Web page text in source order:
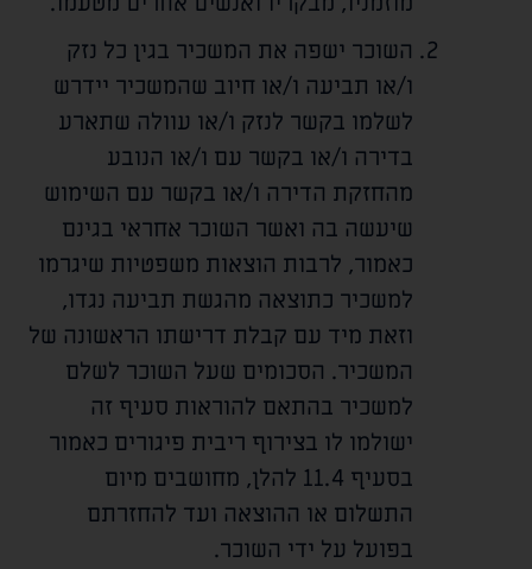
השוכר ישפה את המשכיר בגין כל נזק
ו/או תביעה ו/או חיוב שהמשכיר יידרש
לשלמו בקשר לנזק ו/או עוולה שתארע
בדירה ו/או בקשר עם ו/או הנובע
מהחזקת הדירה ו/או בקשר עם השימוש
שיעשה בה ואשר השוכר אחראי בגינם
כאמור, לרבות הוצאות משפטיות שיגרמו
למשכיר כתוצאה מהגשת תביעה נגדו,
וזאת מיד עם קבלת דרישתו הראשונה של
המשכיר. הסכומים שעל השוכר לשלם
למשכיר בהתאם להוראות סעיף זה
ישולמו לו בצירוף ריבית פיגורים כאמור
בסעיף 11.4 להלן, מחושבים מיום
התשלום או ההוצאה ועד להחזרתם
בפועל על ידי השוכר.